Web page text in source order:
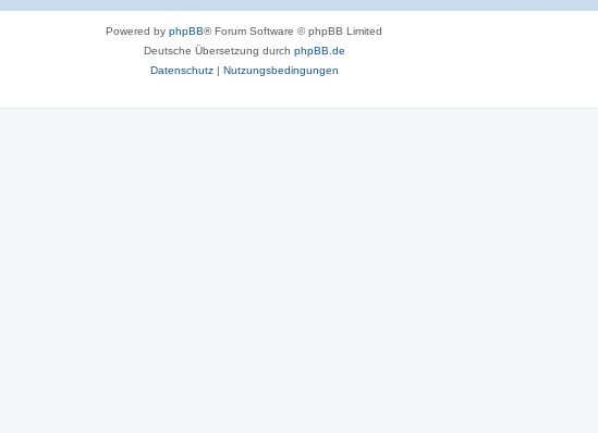
Powered by phpBB® Forum Software © phpBB Limited
Deutsche Übersetzung durch phpBB.de
Datenschutz| Nutzungsbedingungen